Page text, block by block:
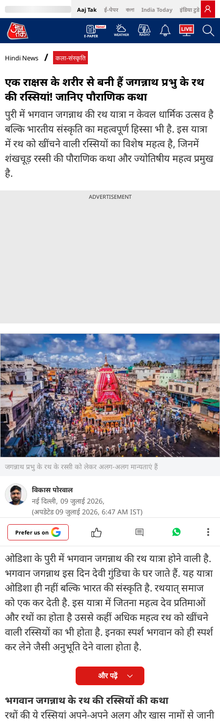
Aaj Tak ई-पेपर বাংলা India Today इंडिया टुडे हिंदी
MumbaiTak Cosmopolitan Harper's Bazaar Northeast
Hindi News कला-संस्कृति
एक राक्षस के शरीर से बनी हैं जगन्नाथ प्रभु के रथ
की रस्सियां! जानिए पौराणिक कथा
पुरी में भगवान जगन्नाथ की रथ यात्रा न केवल धार्मिक उत्सव है
बल्कि भारतीय संस्कृति का महत्वपूर्ण हिस्सा भी है. इस यात्रा
में रथ को खींचने वाली रस्सियों का विशेष महत्व है, जिनमें
शंखचूड़ रस्सी की पौराणिक कथा और ज्योतिषीय महत्व प्रमुख
है.
ADVERTISEMENT
जगन्नाथ प्रभु के रथ के रस्सी को लेकर अलग-अलग मान्यताएं हैं
विकास पोरवाल
नई दिल्ली, 09 जुलाई 2026,
(अपडेटेड 09 जुलाई 2026, 6:47 AM IST)
Prefer us on
ओडिशा के पुरी में भगवान जगन्नाथ की रथ यात्रा होने वाली है.
भगवान जगन्नाथ इस दिन देवी गुंडिचा के घर जाते हैं. यह यात्रा
ओडिशा ही नहीं बल्कि भारत की संस्कृति है. रथयात् समाज
को एक कर देती है. इस यात्रा में जितना महत्व देव प्रतिमाओं
और रथों का होता है उससे कहीं अधिक महत्व रथ को खींचने
वाली रस्सियों का भी होता है. इनका स्पर्श भगवान को ही स्पर्श
कर लेने जैसी अनुभूति देने वाला होता है.
और पढ़ें
भगवान जगन्नाथ के रथ की रस्सियों की कथा
रथों की ये रस्सियां अपने-अपने अलग और खास नामों से जानी